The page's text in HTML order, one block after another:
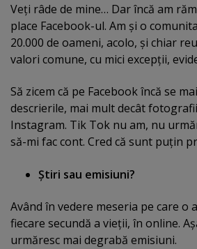
Veţi râde de mine… Dar încă am
place Facebook-ul. Am şi o
20.000 de oameni, acolo, şi chiar
valori comune, cu mici excepţii,
Să zicem că pe Facebook încă se
descrierile, mai mult decât
Instagram. Tik Tok nu am, nu
să-mi fac cont. Cred că sunt puţin
Ştiri sau emisiuni?
Având în vedere meseria pe care o
fiecare secundă a vieţii, în online.
urmăresc mai degrabă emisiuni.